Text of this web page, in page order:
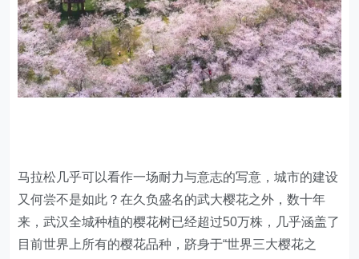
马拉松几乎可以看作一场耐力与意志的写意，城市的建设
又何尝不是如此？在久负盛名的武大樱花之外，数十年
来，武汉全城种植的樱花树已经超过50万株，几乎涵盖了
目前世界上所有的樱花品种，跻身于“世界三大樱花之